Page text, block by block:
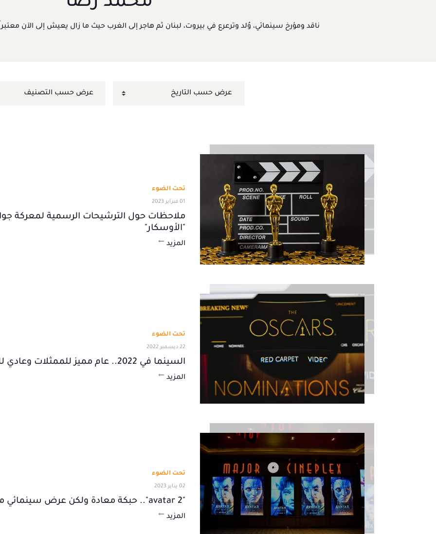
ناقد ومؤرخ سينمائي، وُلد وترعرع في بيروت، لبنان ثم هاجر إلى الغرب حيث ما زال يعيش إلى الآن
تحت الضوء
01 فبراير 2023
ملاحظات حول الترشيحات الرسمية لمعركة
"الأوسكار"
المزيد
تحت الضوء
22 ديسمبر 2022
السينما في 2022.. عام مميز للممثلات وعادي للرجال
المزيد
تحت الضوء
02 يناير 2023
"avatar 2".. حبكة معادة ولكن عرض سينمائي مبهر
المزيد